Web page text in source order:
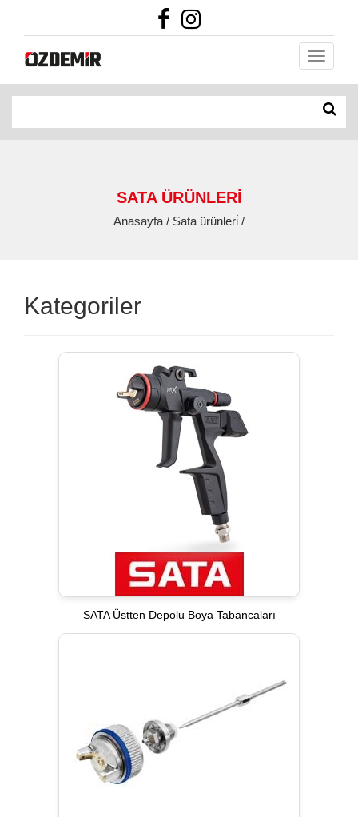
SATA ÜRÜNLERİ
Anasayfa / Sata ürünleri̇ /
Kategoriler
SATA Üstten Depolu Boya Tabancaları